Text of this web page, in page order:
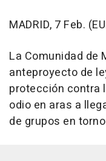
MADRID, 7 Feb.
La Comunidad de
anteproyecto de
protección contra
odio en aras a
de grupos en